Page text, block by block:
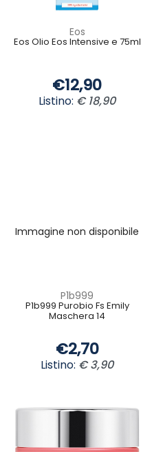
Eos
Eos Olio Eos Intensive e 75ml
€12,90
Listino: € 18,90
Immagine non disponibile
P1b999
P1b999 Purobio Fs Emily
Maschera 14
€2,70
Listino: € 3,90